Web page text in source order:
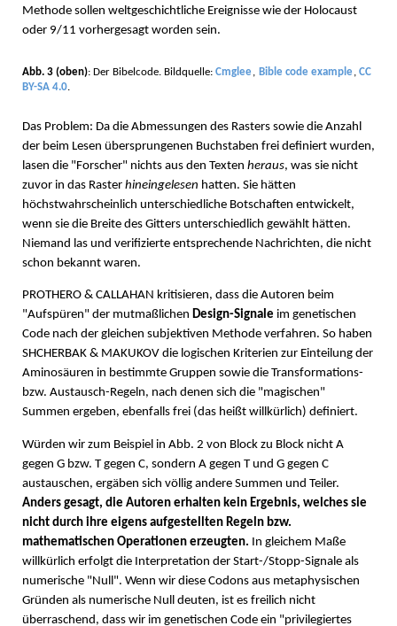
Methode sollen weltgeschichtliche Ereignisse wie der Holocaust
oder 9/11 vorhergesagt worden sein.
Abb. 3 (oben): Der Bibelcode. Bildquelle: Cmglee , Bible code example , CC
BY-SA 4.0.
Das Problem: Da die Abmessungen des Rasters sowie die Anzahl
der beim Lesen übersprungenen Buchstaben frei definiert wurden,
lasen die "Forscher" nichts aus den Texten heraus, was sie nicht
zuvor in das Raster hineingelesen hatten. Sie hätten
höchstwahrscheinlich unterschiedliche Botschaften entwickelt,
wenn sie die Breite des Gitters unterschiedlich gewählt hätten.
Niemand las und verifizierte entsprechende Nachrichten, die nicht
schon bekannt waren.
PROTHERO & CALLAHAN kritisieren, dass die Autoren beim
"Aufspüren" der mutmaßlichen Design-Signale im genetischen
Code nach der gleichen subjektiven Methode verfahren. So haben
SHCHERBAK & MAKUKOV die logischen Kriterien zur Einteilung der
Aminosäuren in bestimmte Gruppen sowie die Transformations-
bzw. Austausch-Regeln, nach denen sich die "magischen"
Summen ergeben, ebenfalls frei (das heißt willkürlich) definiert.
Würden wir zum Beispiel in Abb. 2 von Block zu Block nicht A
gegen G bzw. T gegen C, sondern A gegen T und G gegen C
austauschen, ergäben sich völlig andere Summen und Teiler.
Anders gesagt, die Autoren erhalten kein Ergebnis, welches sie
nicht durch ihre eigens aufgestellten Regeln bzw.
mathematischen Operationen erzeugten. In gleichem Maße
willkürlich erfolgt die Interpretation der Start-/Stopp-Signale als
numerische "Null". Wenn wir diese Codons aus metaphysischen
Gründen als numerische Null deuten, ist es freilich nicht
überraschend, dass wir im genetischen Code ein "privilegiertes